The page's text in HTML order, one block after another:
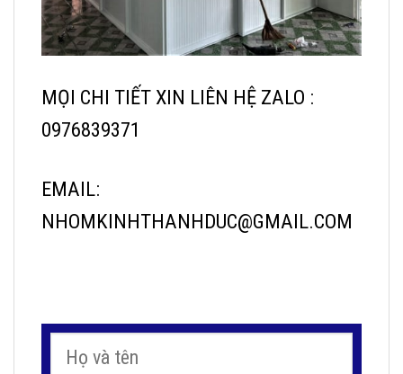
MỌI CHI TIẾT XIN LIÊN HỆ ZALO :
0976839371
EMAIL:
NHOMKINHTHANHDUC@GMAIL.COM